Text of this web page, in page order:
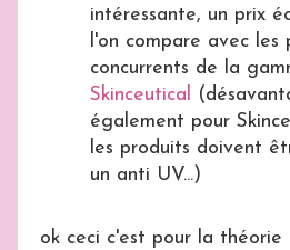
intéressante, un prix
l'on compare avec les
concurrents de la
Skinceutical
également pour
les produits doivent
un anti UV...)
ok ceci c'est pour la